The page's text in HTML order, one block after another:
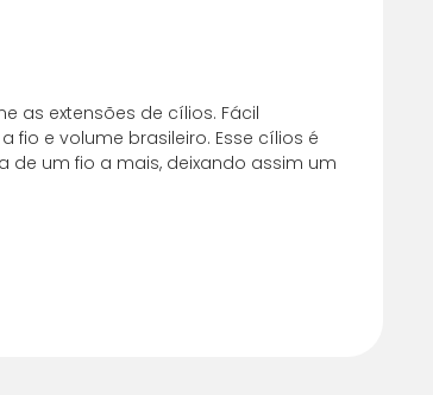
R$ 38,77
as extensões de cílios. Fácil
e volume brasileiro. Esse cílios é
de um fio a mais, deixando assim um